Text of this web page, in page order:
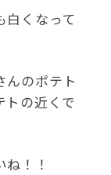
くなって
んのポテト
トの近くで
！！